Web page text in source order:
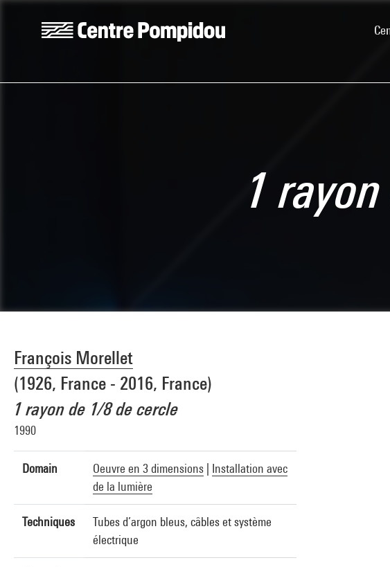
1
François Morellet
(1926, France - 2016, France)
1 rayon de 1/8 de cercle
1990
Domain Oeuvre en 3 dimensions
Installation avec
de la lumière
Techniques
Tubes d’argon bleus, câbles et système
électrique